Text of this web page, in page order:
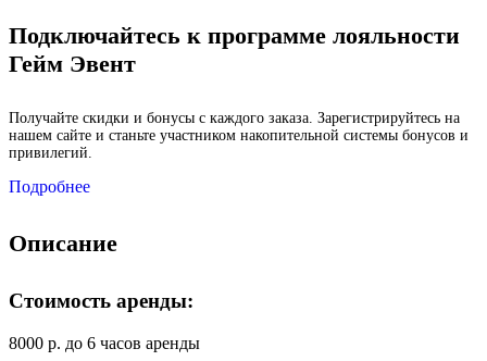
Подключайтесь к программе лояльности
Гейм Эвент
Получайте скидки и бонусы с каждого заказа. Зарегистрируйтесь на
нашем сайте и станьте участником накопительной системы бонусов и
привилегий.
Подробнее
Описание
Стоимость аренды:
8000 р. до 6 часов аренды